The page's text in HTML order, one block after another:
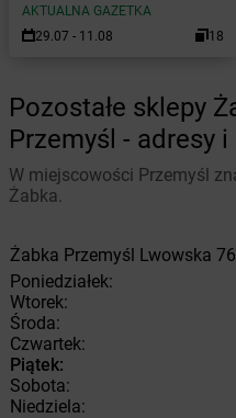
AKTUALNA GAZETKA
29.07 - 11.08
18
Pozostałe sklepy
Przemyśl - adresy
W miejscowości Przemyśl
Żabka.
Żabka Przemyśl Lwowska
Poniedziałek:
Wtorek:
Środa:
Czwartek:
Piątek:
Sobota:
Niedziela: